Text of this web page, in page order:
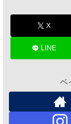
X
LINE
ベ